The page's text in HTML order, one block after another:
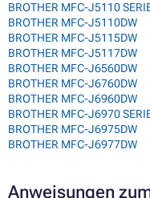
BROTHER MFC-J5110
BROTHER MFC-J5110DW
BROTHER MFC-J5115DW
BROTHER MFC-J5117DW
BROTHER MFC-J6560DW
BROTHER MFC-J6760DW
BROTHER MFC-J6960DW
BROTHER MFC-J6970
BROTHER MFC-J6975DW
BROTHER MFC-J6977DW
Anweisungen